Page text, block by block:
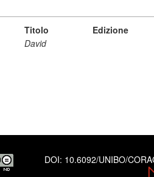
Titolo
Edizione
David
DOI: 10.6092/UNIBO/